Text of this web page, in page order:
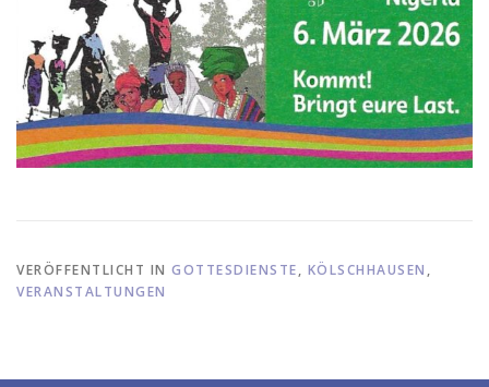
VERÖFFENTLICHT IN GOTTESDIENSTE, KÖLSCHHAUSEN ,
VERANSTALTUNGEN